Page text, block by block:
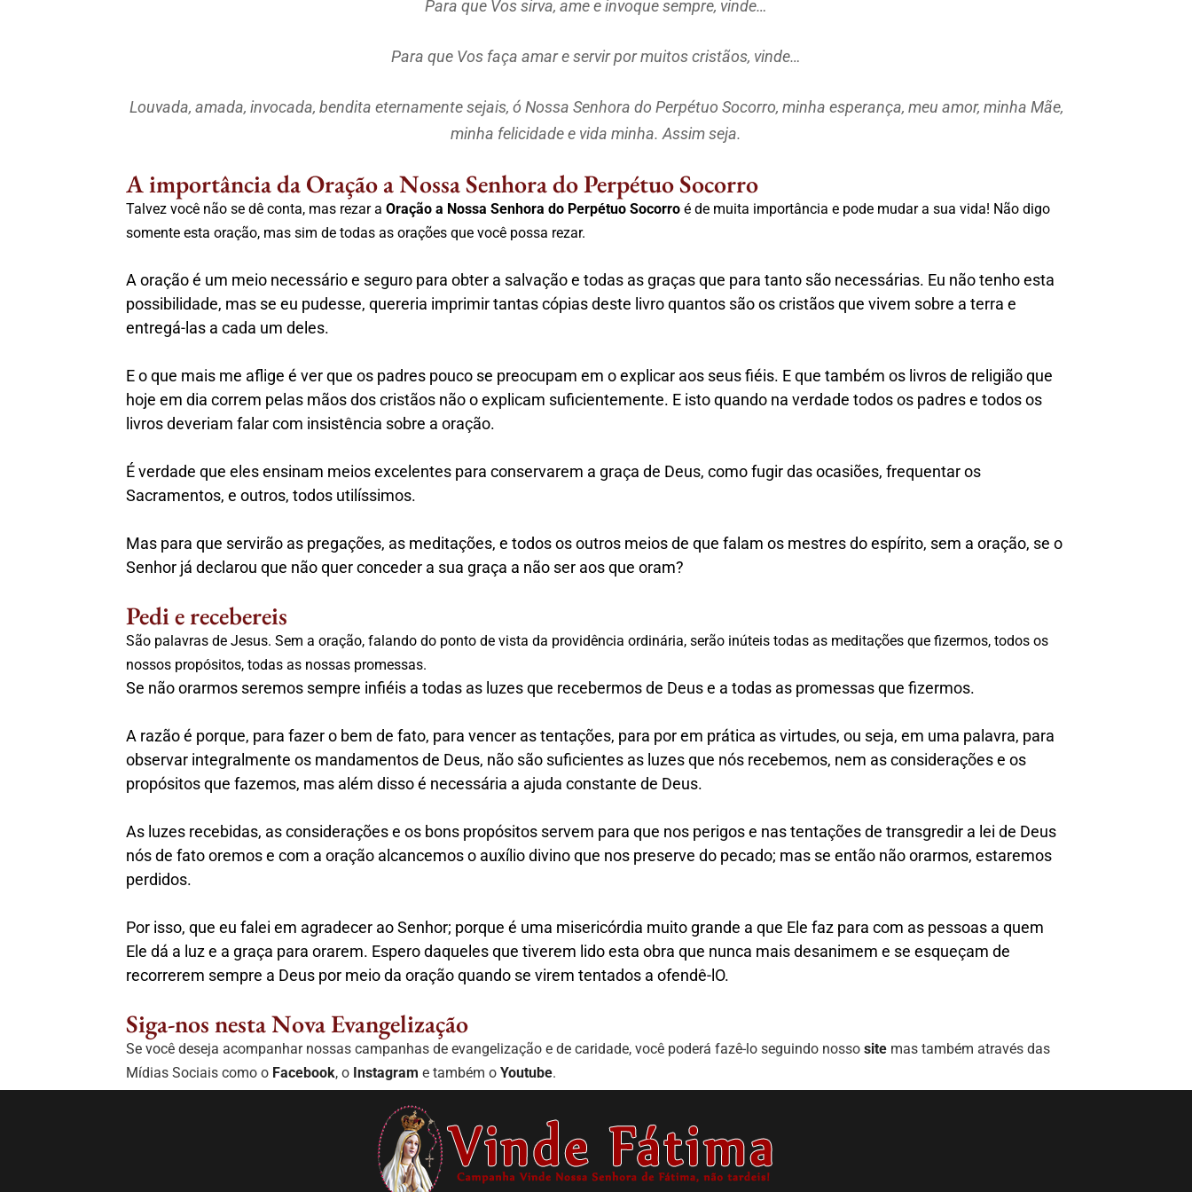
Para que Vos sirva, ame e invoque sempre, vinde…
Para que Vos faça amar e servir por muitos cristãos, vinde…
Louvada, amada, invocada, bendita eternamente sejais, ó Nossa Senhora do Perpétuo Socorro, minha esperança, meu amor, minha Mãe,
minha felicidade e vida minha. Assim seja.
A importância da Oração a Nossa Senhora do Perpétuo Socorro
Talvez você não se dê conta, mas rezar a Oração a Nossa Senhora do Perpétuo Socorro é de muita importância e pode mudar a sua vida! Não digo
somente esta oração, mas sim de todas as orações que você possa rezar.
A oração é um meio necessário e seguro para obter a salvação e todas as graças que para tanto são necessárias. Eu não tenho esta
possibilidade, mas se eu pudesse, quereria imprimir tantas cópias deste livro quantos são os cristãos que vivem sobre a terra e
entregá-las a cada um deles.
E o que mais me aflige é ver que os padres pouco se preocupam em o explicar aos seus fiéis. E que também os livros de religião que
hoje em dia correm pelas mãos dos cristãos não o explicam suficientemente. E isto quando na verdade todos os padres e todos os
livros deveriam falar com insistência sobre a oração.
É verdade que eles ensinam meios excelentes para conservarem a graça de Deus, como fugir das ocasiões, frequentar os
Sacramentos, e outros, todos utilíssimos.
Mas para que servirão as pregações, as meditações, e todos os outros meios de que falam os mestres do espírito, sem a oração, se o
Senhor já declarou que não quer conceder a sua graça a não ser aos que oram?
Pedi e recebereis
São palavras de Jesus. Sem a oração, falando do ponto de vista da providência ordinária, serão inúteis todas as meditações que fizermos, todos os
nossos propósitos, todas as nossas promessas.
Se não orarmos seremos sempre infiéis a todas as luzes que recebermos de Deus e a todas as promessas que fizermos.
A razão é porque, para fazer o bem de fato, para vencer as tentações, para por em prática as virtudes, ou seja, em uma palavra, para
observar integralmente os mandamentos de Deus, não são suficientes as luzes que nós recebemos, nem as considerações e os
propósitos que fazemos, mas além disso é necessária a ajuda constante de Deus.
As luzes recebidas, as considerações e os bons propósitos servem para que nos perigos e nas tentações de transgredir a lei de Deus
nós de fato oremos e com a oração alcancemos o auxílio divino que nos preserve do pecado; mas se então não orarmos, estaremos
perdidos.
Por isso, que eu falei em agradecer ao Senhor; porque é uma misericórdia muito grande a que Ele faz para com as pessoas a quem
Ele dá a luz e a graça para orarem. Espero daqueles que tiverem lido esta obra que nunca mais desanimem e se esqueçam de
recorrerem sempre a Deus por meio da oração quando se virem tentados a ofendê-lO.
Siga-nos nesta Nova Evangelização
Se você deseja acompanhar nossas campanhas de evangelização e de caridade, você poderá fazê-lo seguindo nosso site mas também através das
Mídias Sociais como o Facebook, o Instagram e também o Youtube.